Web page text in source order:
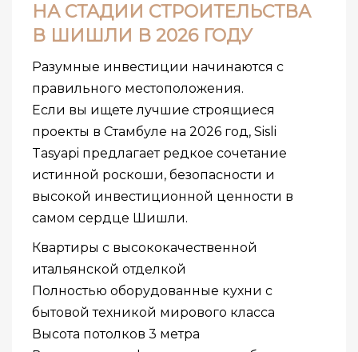
НА СТАДИИ СТРОИТЕЛЬСТВА
В ШИШЛИ В 2026 ГОДУ
Разумные инвестиции начинаются с
правильного местоположения.
Если вы ищете лучшие строящиеся
проекты в Стамбуле на 2026 год, Sisli
Tasyapi предлагает редкое сочетание
истинной роскоши, безопасности и
высокой инвестиционной ценности в
самом сердце Шишли.
Квартиры с высококачественной
итальянской отделкой
Полностью оборудованные кухни с
бытовой техникой мирового класса
Высота потолков 3 метра